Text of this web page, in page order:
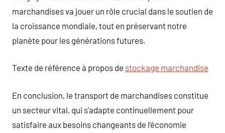
marchandises va jouer un rôle crucial dans le soutien de
la croissance mondiale, tout en préservant notre
planète pour les générations futures.
Texte de référence à propos de stockage marchandise
En conclusion, le transport de marchandises constitue
un secteur vital, qui s’adapte continuellement pour
satisfaire aux besoins changeants de l’économie